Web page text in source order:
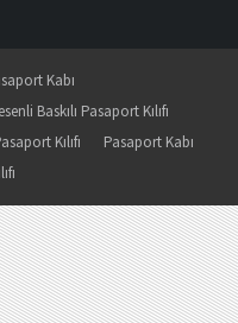
Kabı
Baskılı Pasaport Kılıfı
Kılıfı
Pasaport Kabı